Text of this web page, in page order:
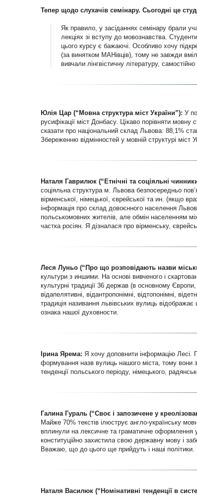
Тепер щодо слухачів семінару. Сьогодні це
Як правило, у засіданнях семінару брали
лекціях зі вступу до мовознавства.
цього курсу є бажаючі. Особливо хочу
(за винятком МАНівців), тому не завжди
вивчали лінгвістичну літературу,
Юлія Цар (“Мовна структура міст України”): У
русифікації міст Донбасу. Цікаво порівняти
сказати про національний склад Львова: 88,1%
Збереженню відмінностей у мовній структурі міст
Наталя Гаврилюк (“Етнічні та соціяльні
соціяльна структура м. Львова безпосередньо
вірменської, німецької, єврейської та ин. (якщо
інформація про склад довоєнного населення
польськомовних жителів, але обмін населенням
частка росіян. Я дізналася про вірменську,
Леся Луньо (“Про що розповідають назви
культури з иншими. На основі вивченого і
культурні традиції 36 держав (в основному
відапелятивні, відантропонімні, відтопонімні,
традиція називання львівських вулиць
ознака нашої духовности.
Ірина Ярема: Я хочу доповнити інформацію
формування назв вулиць нашого міста, тому вони
тенденції польського періоду, німецького,
Галина Гураль (“Своє і запозичене у
Майже 70% текстів ілюструє англо-українську
вплинули на лексичне та граматичне
конституційно захистила свою державну мову і
Вважаю, що до цього ще прийдуть і наші політики.
Наталя Василюк (“Номінативні тенденції в